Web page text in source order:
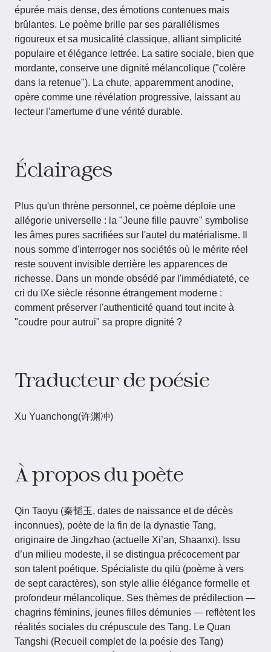
épurée mais dense, des émotions contenues mais
brûlantes. Le poème brille par ses parallélismes
rigoureux et sa musicalité classique, alliant simplicité
populaire et élégance lettrée. La satire sociale, bien que
mordante, conserve une dignité mélancolique ("colère
dans la retenue"). La chute, apparemment anodine,
opère comme une révélation progressive, laissant au
lecteur l'amertume d'une vérité durable.
Éclairages
Plus qu'un thrène personnel, ce poème déploie une
allégorie universelle : la "Jeune fille pauvre" symbolise
les âmes pures sacrifiées sur l'autel du matérialisme. Il
nous somme d'interroger nos sociétés où le mérite réel
reste souvent invisible derrière les apparences de
richesse. Dans un monde obsédé par l'immédiateté, ce
cri du IXe siècle résonne étrangement moderne :
comment préserver l'authenticité quand tout incite à
"coudre pour autrui" sa propre dignité ?
Traducteur de poésie
Xu Yuanchong(许渊冲)
À propos du poète
Qin Taoyu​​ (秦韬玉, dates de naissance et de décès
inconnues), poète de la fin de la dynastie Tang,
originaire de Jingzhao (actuelle Xi’an, Shaanxi). Issu
d’un milieu modeste, il se distingua précocement par
son talent poétique. Spécialiste du qilü (poème à vers
de sept caractères), son style allie élégance formelle et
profondeur mélancolique. Ses thèmes de prédilection —
chagrins féminins, jeunes filles démunies — reflètent les
réalités sociales du crépuscule des Tang. Le Quan
Tangshi (Recueil complet de la poésie des Tang)